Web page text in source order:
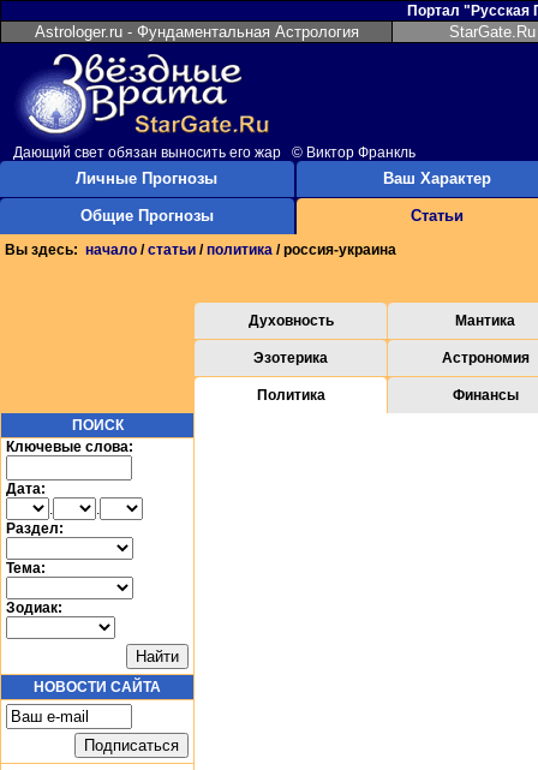
Портал "Русская
Astrologer.ru - Фундаментальная Астрология
Дающий свет обязан выносить его жар © Виктор Франкль
Личные Прогнозы
Общие Прогнозы
Ваш Характер
Статьи
Вы здесь: начало /статьи /политика / россия-украина
Духовность Мантика
Эзотерика Астрономия
Политика
Финансы
ПОИСК
Ключевые слова:
Дата:
.
.
Раздел:
Тема:
Зодиак:
НОВОСТИ САЙТА